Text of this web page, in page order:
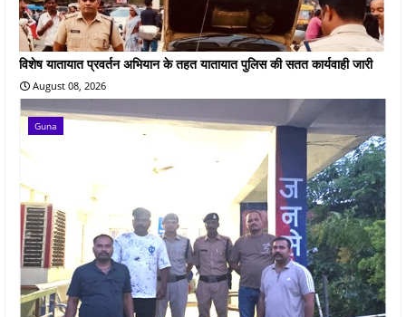
विशेष यातायात प्रवर्तन अभियान के तहत यातायात पुलिस की सतत कार्यवाही जारी
August 08, 2026
Guna